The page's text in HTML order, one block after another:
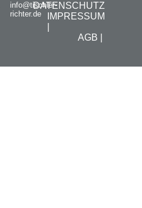
info@tischler-
richter.de
DATENSCHUTZ
IMPRESSUM
AGB |